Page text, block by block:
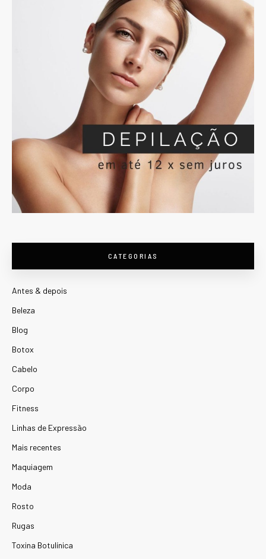
CATEGORIAS
Antes & depois
Beleza
Blog
Botox
Cabelo
Corpo
Fitness
Linhas de Expressão
Mais recentes
Maquiagem
Moda
Rosto
Rugas
Toxina Botulínica